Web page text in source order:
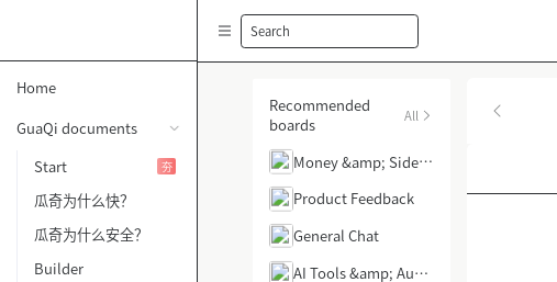
Home
GuaQi documents
Start
夯
瓜奇为什么快？
瓜奇为什么安全？
Builder
Search
Recommended
boards
All
Money &amp; Side H
Product Feedback
General Chat
AI Tools &amp; Auto